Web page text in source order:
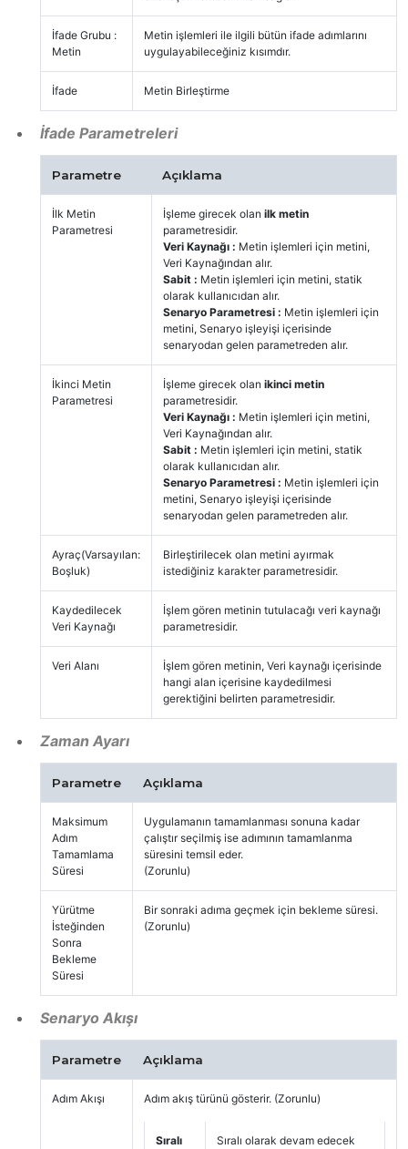
İfade Grubu :
Metin
Metin işlemleri ile ilgili bütün ifade adımlarını
uygulayabileceğiniz kısımdır.
İfade Metin Birleştirme
İfade Parametreleri
Parametre Açıklama
İlk Metin
Parametresi
İşleme girecek olan ilk metin
parametresidir.
Veri Kaynağı : Metin işlemleri için metini,
Veri Kaynağından alır.
Sabit : Metin işlemleri için metini, statik
olarak kullanıcıdan alır.
Senaryo Parametresi : Metin işlemleri için
metini, Senaryo işleyişi içerisinde
senaryodan gelen parametreden alır.
İkinci Metin
Parametresi
İşleme girecek olan ikinci metin
parametresidir.
Veri Kaynağı : Metin işlemleri için metini,
Veri Kaynağından alır.
Sabit : Metin işlemleri için metini, statik
olarak kullanıcıdan alır.
Senaryo Parametresi : Metin işlemleri için
metini, Senaryo işleyişi içerisinde
senaryodan gelen parametreden alır.
Ayraç(Varsayılan:
Boşluk)
Birleştirilecek olan metini ayırmak
istediğiniz karakter parametresidir.
Kaydedilecek
Veri Kaynağı
İşlem gören metinin tutulacağı veri kaynağı
parametresidir.
Veri Alanı
İşlem gören metinin, Veri kaynağı içerisinde
hangi alan içerisine kaydedilmesi
gerektiğini belirten parametresidir.
Zaman Ayarı
Parametre Açıklama
Maksimum
Adım
Tamamlama
Süresi
Uygulamanın tamamlanması sonuna kadar
çalıştır seçilmiş ise adımının tamamlanma
süresini temsil eder.
(Zorunlu)
Yürütme
İsteğinden
Sonra
Bekleme
Süresi
Bir sonraki adıma geçmek için bekleme süresi.
(Zorunlu)
Senaryo Akışı
Parametre Açıklama
Adım Akışı Adım akış türünü gösterir. (Zorunlu)
Sıralı
Sıralı olarak devam edecek